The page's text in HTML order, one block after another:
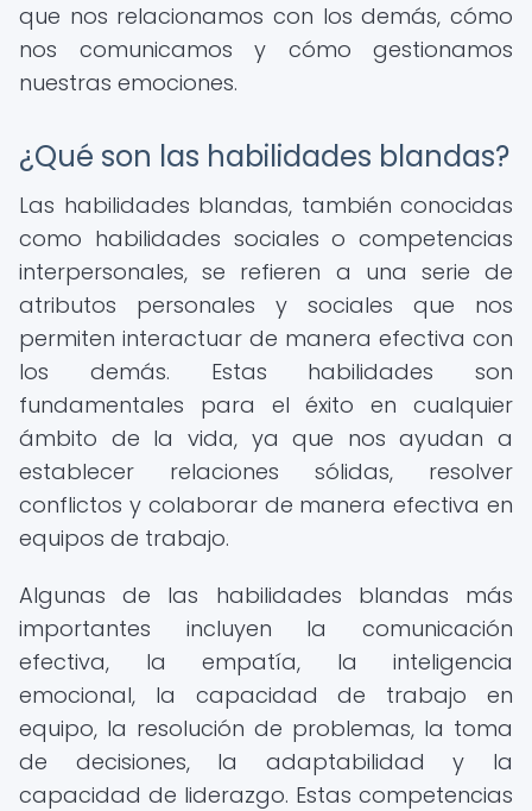
que nos relacionamos con los demás, cómo
nos comunicamos y cómo gestionamos
nuestras emociones.
¿Qué son las habilidades blandas?
Las habilidades blandas, también conocidas
como habilidades sociales o competencias
interpersonales, se refieren a una serie de
atributos personales y sociales que nos
permiten interactuar de manera efectiva con
los demás. Estas habilidades son
fundamentales para el éxito en cualquier
ámbito de la vida, ya que nos ayudan a
establecer relaciones sólidas, resolver
conflictos y colaborar de manera efectiva en
equipos de trabajo.
Algunas de las habilidades blandas más
importantes incluyen la comunicación
efectiva, la empatía, la inteligencia
emocional, la capacidad de trabajo en
equipo, la resolución de problemas, la toma
de decisiones, la adaptabilidad y la
capacidad de liderazgo. Estas competencias